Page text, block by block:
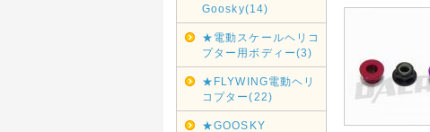
Goosky(14)
★電動スケールヘリコ
プター用ボディー(3)
★FLYWING電動ヘリ
コプター(22)
★GOOSKY